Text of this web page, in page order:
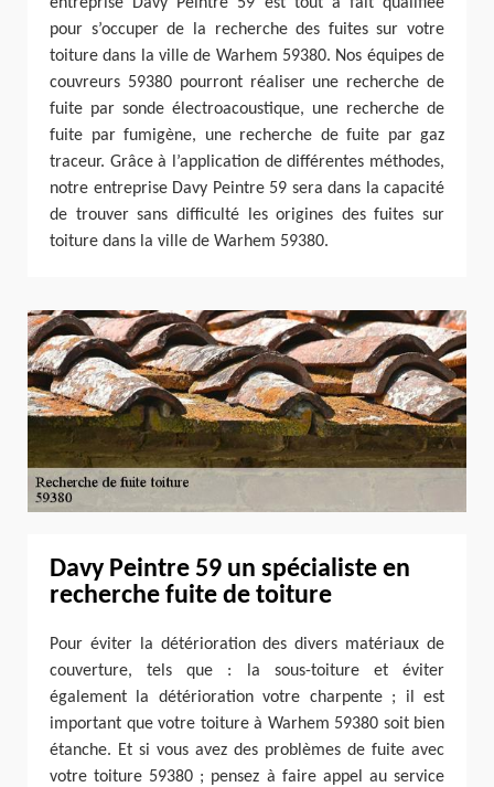
entreprise Davy Peintre 59 est tout à fait qualifiée
pour s’occuper de la recherche des fuites sur votre
toiture dans la ville de Warhem 59380. Nos équipes de
couvreurs 59380 pourront réaliser une recherche de
fuite par sonde électroacoustique, une recherche de
fuite par fumigène, une recherche de fuite par gaz
traceur. Grâce à l’application de différentes méthodes,
notre entreprise Davy Peintre 59 sera dans la capacité
de trouver sans difficulté les origines des fuites sur
toiture dans la ville de Warhem 59380.
Davy Peintre 59 un spécialiste en
recherche fuite de toiture
Pour éviter la détérioration des divers matériaux de
couverture, tels que : la sous-toiture et éviter
également la détérioration votre charpente ; il est
important que votre toiture à Warhem 59380 soit bien
étanche. Et si vous avez des problèmes de fuite avec
votre toiture 59380 ; pensez à faire appel au service